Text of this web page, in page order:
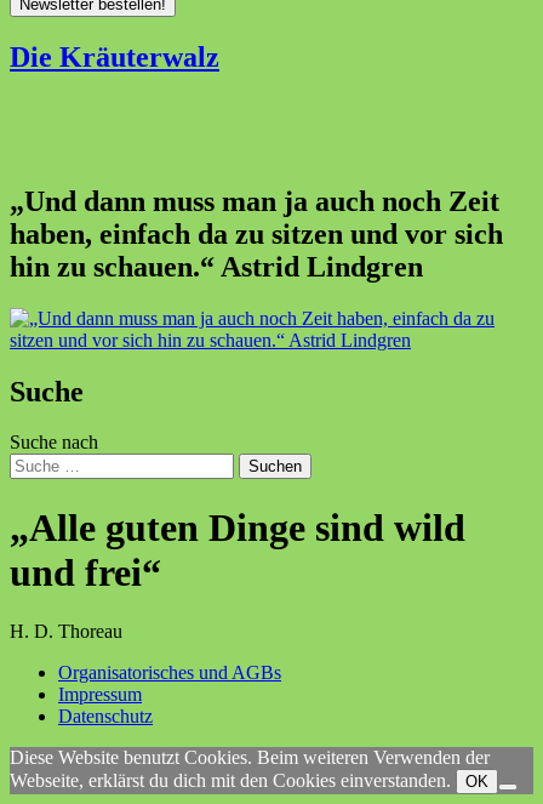
Die Kräuterwalz
„Und dann muss man ja auch noch Zeit
haben, einfach da zu sitzen und vor sich
hin zu schauen.“ Astrid Lindgren
Suche
Suche nach
Suchen
„Alle guten Dinge sind wild
und frei“
H. D. Thoreau
Organisatorisches und AGBs
Impressum
Datenschutz
Diese Website benutzt Cookies. Beim weiteren Verwenden der
Webseite, erklärst du dich mit den Cookies einverstanden.
OK